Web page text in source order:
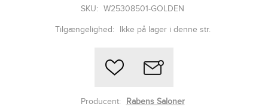
SKU: W25308501-GOLDEN
Tilgængelighed: Ikke på lager i denne str.
Producent: Rabens Saloner